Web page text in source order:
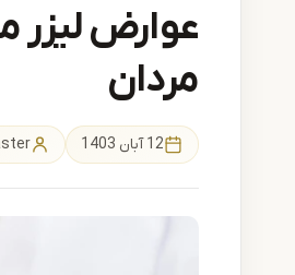
عوارض لیزر
مردان
12 آبان 1403